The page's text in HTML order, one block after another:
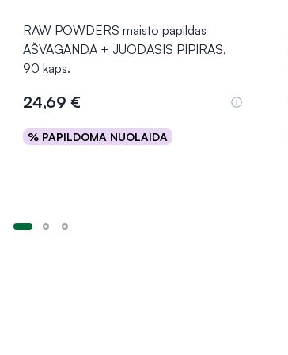
RAW POWDERS maisto papildas
AŠVAGANDA + JUODASIS PIPIRAS,
90 kaps.
24,69 €
% PAPILDOMA NUOLAIDA
Į krepšelį